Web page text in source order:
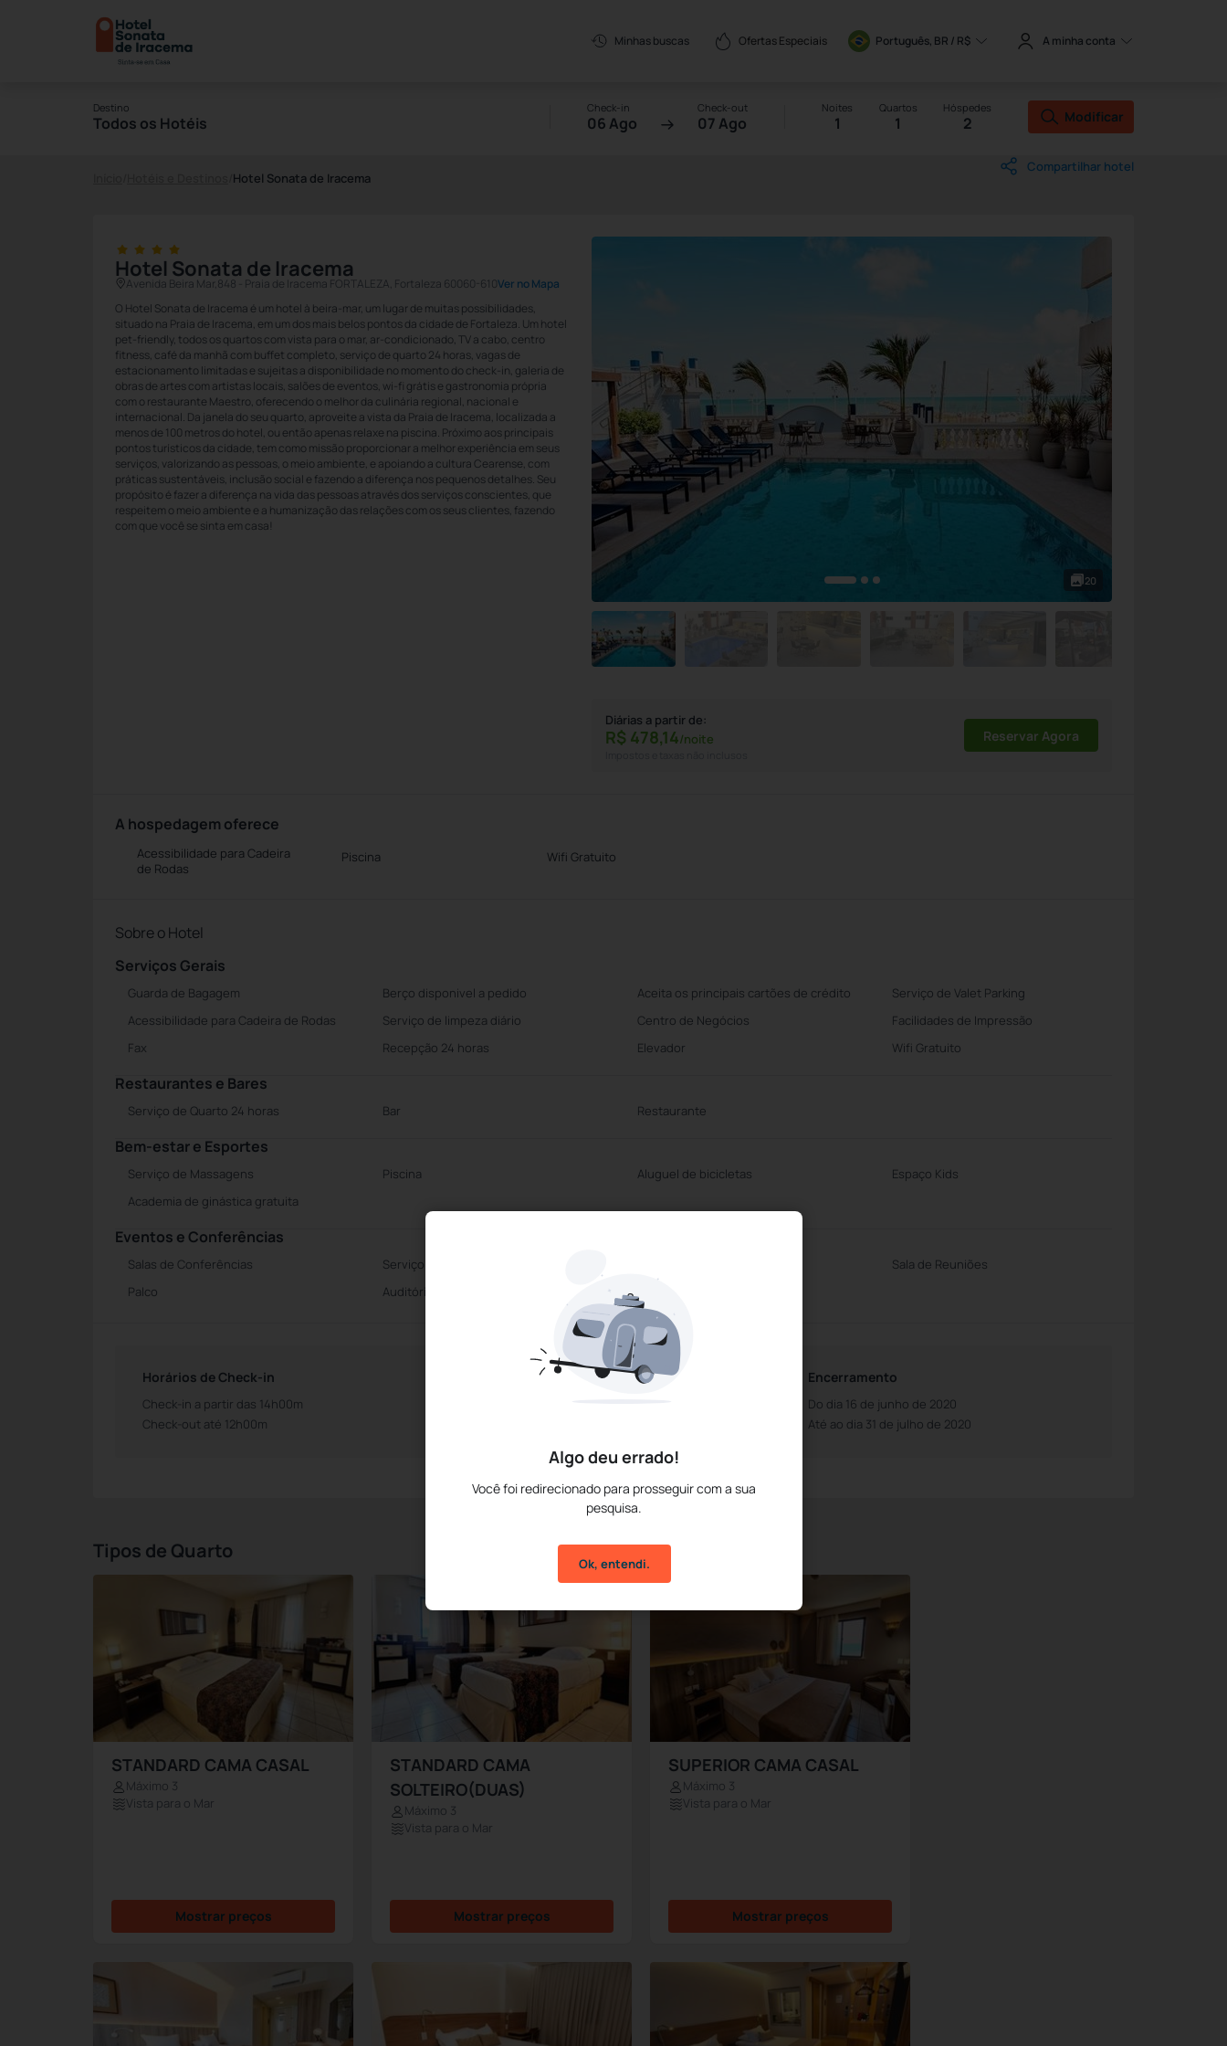
Minhas buscas Ofertas Especiais Português, BR / R$ A minha conta
Algo deu errado!
Você foi redirecionado para prosseguir com a sua
pesquisa.
Ok, entendi.
Destino
Todos os Hotéis
Check-in
06 Ago
Check-out
07 Ago
Noites
1
Quartos
1
Hóspedes
2 Modificar
Hotel Sonata de Iracema
Compartilhar hotel
Hotel Sonata de Iracema
Avenida Beira Mar,848 - Praia de Iracema FORTALEZA, Fortaleza 60060-610Ver no Mapa
O Hotel Sonata de Iracema é um hotel à beira-mar, um lugar de muitas possibilidades,
situado na Praia de Iracema, em um dos mais belos pontos da cidade de Fortaleza. Um hotel
pet-friendly, todos os quartos com vista para o mar, ar-condicionado, TV a cabo, centro
fitness, café da manhã com buffet completo, serviço de quarto 24 horas, vagas de
estacionamento limitadas e sujeitas a disponibilidade no momento do check-in, galeria de
obras de artes com artistas locais, salões de eventos, wi-fi grátis e gastronomia própria
com o restaurante Maestro, oferecendo o melhor da culinária regional, nacional e
internacional. Da janela do seu quarto, aproveite a vista da Praia de Iracema, localizada a
menos de 100 metros do hotel, ou então apenas relaxe na piscina. Próximo aos principais
pontos turísticos da cidade, tem como missão proporcionar a melhor experiência em seus
serviços, valorizando as pessoas, o meio ambiente, e apoiando a cultura Cearense, com
práticas sustentáveis, inclusão social e fazendo a diferença nos pequenos detalhes. Seu
propósito é fazer a diferença na vida das pessoas através dos serviços conscientes, que
respeitem o meio ambiente e a humanização das relações com os seus clientes, fazendo
com que você se sinta em casa!
20
Diárias a partir de:
R$ 478,14/noite Reservar Agora
A hospedagem oferece
Acessibilidade para Cadeira
de Rodas
Piscina Wifi Gratuito
Sobre o Hotel
Serviços Gerais
Guarda de Bagagem Berço disponivel a pedido Aceita os principais cartões de crédito
Serviço de Valet Parking
Acessibilidade para Cadeira de Rodas
Serviço de limpeza diário Centro de Negócios
Facilidades de Impressão
Fax
Recepção 24 horas Elevador Wifi Gratuito
Restaurantes e Bares
Serviço de Quarto 24 horas Bar Restaurante
Bem-estar e Esportes
Serviço de Massagens Piscina Aluguel de bicicletas
Espaço Kids
Academia de ginástica gratuita
Eventos e Conferências
Salas de Conferências Serviço de Casamentos
Sala de Reuniões
Palco
Auditório
Horários de Check-in
Check-in a partir das 14h00m
Check-out até 12h00m
Horários do Café da Manhã Encerramento
Do dia 16 de junho de 2020
Até ao dia 31 de julho de 2020
Tipos de Quarto
STANDARD CAMA CASAL
Máximo 3
Vista para o Mar
Mostrar preços
STANDARD CAMA
SOLTEIRO(DUAS)
Máximo 3
Vista para o Mar
Mostrar preços
SUPERIOR CAMA CASAL
Máximo 3
Vista para o Mar
Mostrar preços